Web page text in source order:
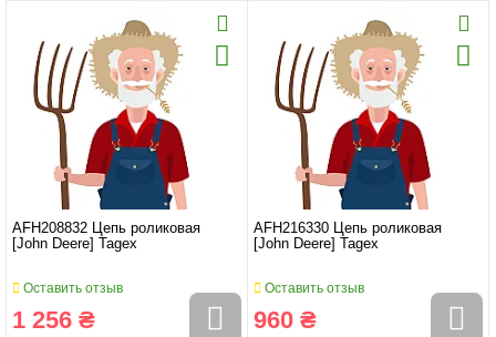
AFH208832 Цепь роликовая
[John Deere] Tagex
Оставить отзыв
1 256 ₴
AFH216330 Цепь роликовая
[John Deere] Tagex
Оставить отзыв
960 ₴